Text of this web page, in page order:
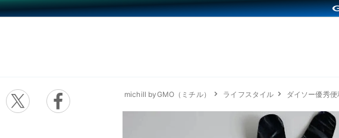
michill byGMO（ミチル） ライフスタイル ダイソー優秀